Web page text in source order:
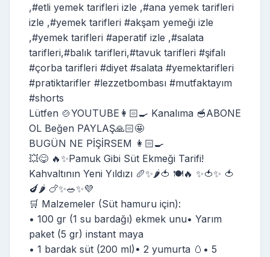
,#etli yemek tarifleri izle ,#ana yemek tarifleri
izle ,#yemek tarifleri #akşam yemeği izle
,#yemek tarifleri #aperatif izle ,#salata
tarifleri,#balık tarifleri,#tavuk tarifleri #şifalı
#çorba tarifleri #diyet #salata #yemektarifleri
#pratiktarifler #lezzetbombası #mutfaktayım
#shorts
Lütfen 🍲YOUTUBE👩🏻‍🍳 Kanalıma 🥣ABONE
OL Beğen PAYLAŞ🙏🏻🤩
BUGÜN NE PİŞİRSEM 👩🏻‍🍳
💥😋 🔥✨Pamuk Gibi Süt Ekmeği Tarifi!
Kahvaltının Yeni Yıldızı 🥖✨🌶️🍅 🍽️🔥 ✨🍅✨ 🍅
🍆🌶️ 🍗✨🥗✨💜
🛒 Malzemeler (Süt hamuru için):
• 100 gr (1 su bardağı) ekmek unu• Yarım
paket (5 gr) instant maya
• 1 bardak süt (200 ml)• 2 yumurta 🥚• 5